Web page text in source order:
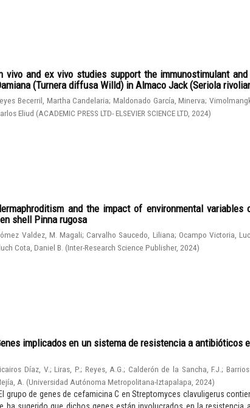
vivo and ex vivo studies support the immunostimulant
(Turnera diffusa Willd) in Almaco Jack (Seriola
Becerril, Martha Candelaria;Maldonado García, Minerva;
Eliud (ACADEMIC PRESS LTD- ELSEVIER SCIENCE LTD 2024)
and the impact of environmental variables
shell Pinna rugosa
Valdez, M. Magali;Carvalho Saucedo, Liliana; Ocampo Victoria,
Cota, Daniel B. (Inter-Research Science Publisher, 2024)
implicados en un sistema de resistencia a antibióticos
Díaz, V.;Liras, P.; Reyes, A.G.; Calderón de la Sancha, F.J.;
A. (Universidad Autónoma Metropolitana-Iztapalapa 2024)
grupo de genes de cefamicina C en Streptomyces clavuligerus